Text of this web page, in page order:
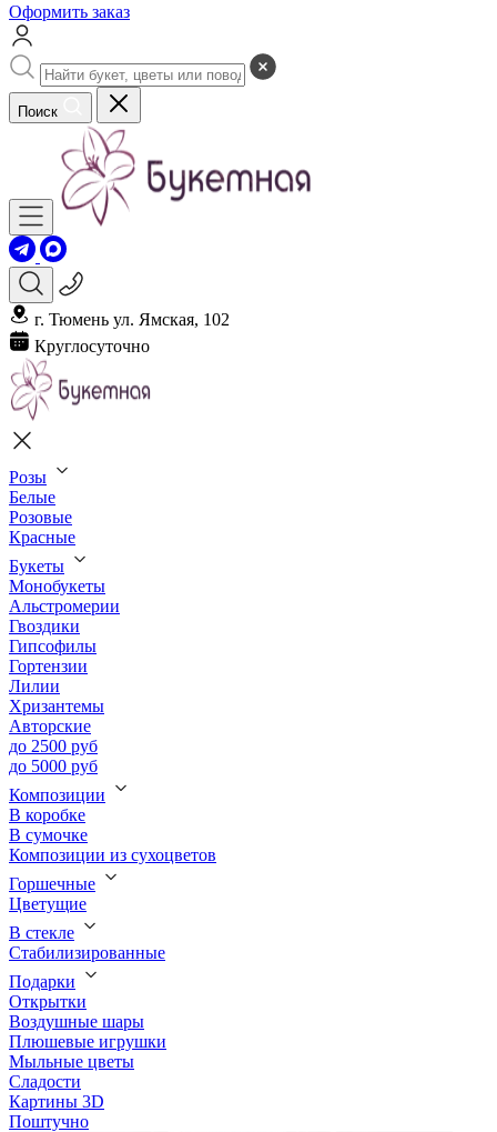
Оформить заказ
Поиск
г. Тюмень ул. Ямская, 102
Круглосуточно
Розы
Белые
Розовые
Красные
Букеты
Монобукеты
Альстромерии
Гвоздики
Гипсофилы
Гортензии
Лилии
Хризантемы
Авторские
до 2500 руб
до 5000 руб
Композиции
В коробке
В сумочке
Композиции из сухоцветов
Горшечные
Цветущие
В стекле
Стабилизированные
Подарки
Открытки
Воздушные шары
Плюшевые игрушки
Мыльные цветы
Сладости
Картины 3D
Поштучно